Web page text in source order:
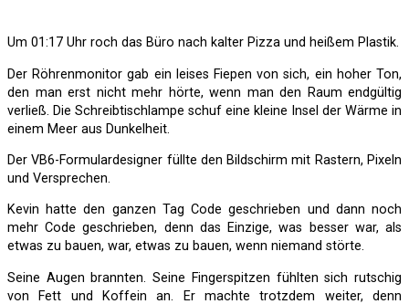
Um 01:17 Uhr roch das Büro nach kalter Pizza und heißem Plastik.
Der Röhrenmonitor gab ein leises Fiepen von sich, ein hoher Ton,
den man erst nicht mehr hörte, wenn man den Raum endgültig
verließ. Die Schreibtischlampe schuf eine kleine Insel der Wärme in
einem Meer aus Dunkelheit.
Der VB6-Formulardesigner füllte den Bildschirm mit Rastern, Pixeln
und Versprechen.
Kevin hatte den ganzen Tag Code geschrieben und dann noch
mehr Code geschrieben, denn das Einzige, was besser war, als
etwas zu bauen, war, etwas zu bauen, wenn niemand störte.
Seine Augen brannten. Seine Fingerspitzen fühlten sich rutschig
von Fett und Koffein an. Er machte trotzdem weiter, denn